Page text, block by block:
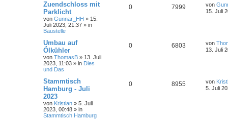
Zuendschloss mit
Parklicht
von Gunnar_HH » 15.
Juli 2023, 21:37 » in
Baustelle
0 7999 von
15. Juli
Umbau auf
Ölkühler
von ThomasB » 13. Juli
2023, 11:03 » in Dies
und Das
0 6803 von
13. Juli
Stammtisch
Hamburg - Juli
2023
von Kristian » 5. Juli
2023, 00:48 » in
Stammtisch Hamburg
0 8955 von
5. Juli